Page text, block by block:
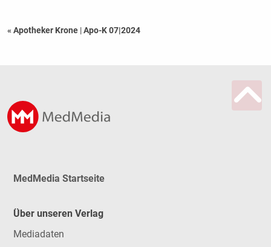
« Apotheker Krone |Apo-K 07|2024
MedMedia Startseite
Über unseren Verlag
Mediadaten